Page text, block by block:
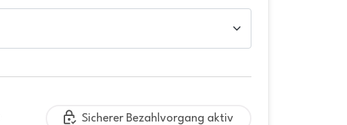
Sicherer Bezahlvorgang aktiv